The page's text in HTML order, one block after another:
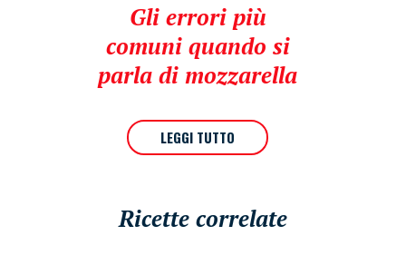
Gli errori più
comuni quando si
parla di mozzarella
LEGGI TUTTO
Ricette correlate